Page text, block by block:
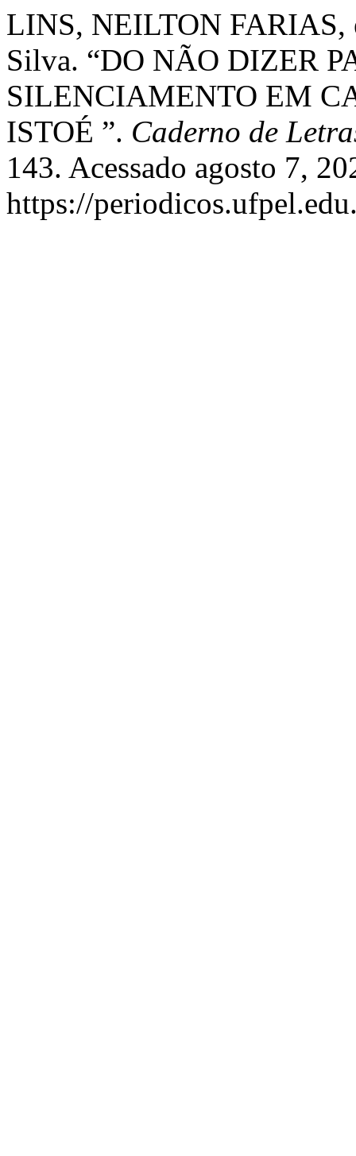
LINS, NEILTON FARIAS,
Silva. “DO NÃO DIZER
SILENCIAMENTO EM
ISTOÉ ”. Caderno de
143. Acessado agosto 7,
https://